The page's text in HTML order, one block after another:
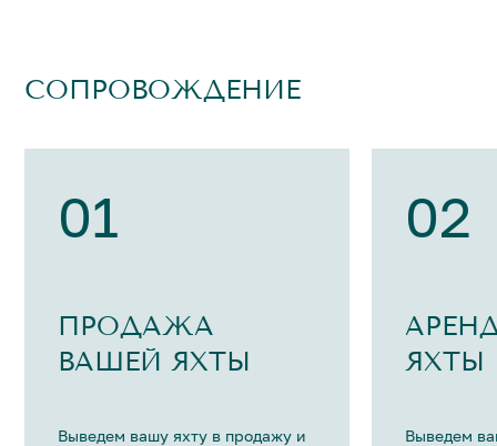
СОПРОВОЖДЕНИЕ
01
ПРОДАЖА
ВАШЕЙ ЯХТЫ
Выведем вашу яхту в продажу и
02
ЯХТЫ
Выведем